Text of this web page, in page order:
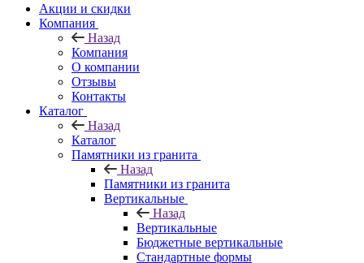
Акции и скидки
Компания
Назад
Компания
О компании
Отзывы
Контакты
Каталог
Назад
Каталог
Памятники из гранита
Назад
Памятники из гранита
Вертикальные
Назад
Вертикальные
Бюджетные вертикальные
Стандартные формы